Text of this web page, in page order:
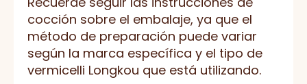
cocción sobre el embalaje, ya que el
método de preparación puede variar
según la marca específica y el tipo de
vermicelli Longkou que está utilizando.